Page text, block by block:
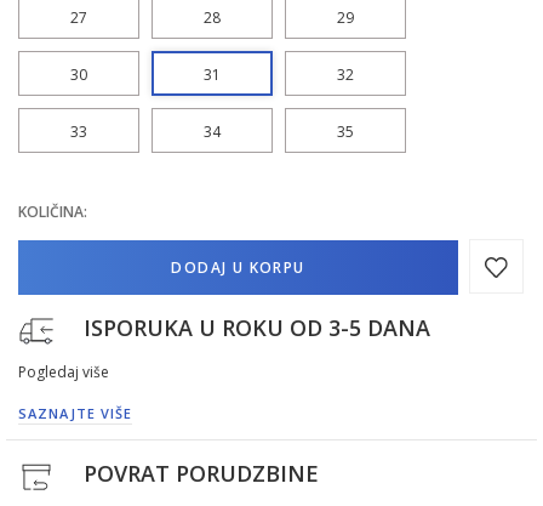
27 28 29
30 31 32
33 34 35
KOLIČINA:
DODAJ U KORPU
ISPORUKA U ROKU OD 3-5 DANA
Pogledaj više
SAZNAJTE VIŠE
POVRAT PORUDZBINE